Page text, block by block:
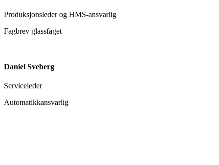
Produksjonsleder og HMS-ansvarlig
Fagbrev glassfaget
Daniel Sveberg
Serviceleder
Automatikkansvarlig